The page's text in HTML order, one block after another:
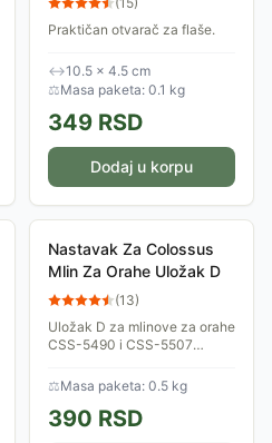
Praktičan otvarač za flaše.
↔10.5 × 4.5 cm
⚖Masa paketa: 0.1 kg
349 RSD
Dodaj u korpu
Nastavak Za Colossus
Mlin Za Orahe Uložak D
(13)
Uložak D za mlinove za orahe
CSS-5490 i CSS-5507
poput šargarepe i krastavca,
čineći vaš mlin još
svestranijim.
⚖Masa paketa: 0.5 kg
390 RSD